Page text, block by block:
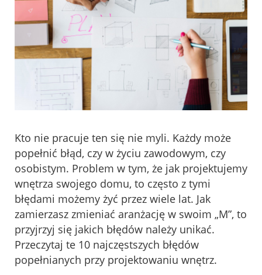
Kto nie pracuje ten się nie myli. Każdy może
popełnić błąd, czy w życiu zawodowym, czy
osobistym. Problem w tym, że jak projektujemy
wnętrza swojego domu, to często z tymi
błędami możemy żyć przez wiele lat. Jak
zamierzasz zmieniać aranżację w swoim „M”, to
przyjrzyj się jakich błędów należy unikać.
Przeczytaj te 10 najczęstszych błędów
popełnianych przy projektowaniu wnętrz.